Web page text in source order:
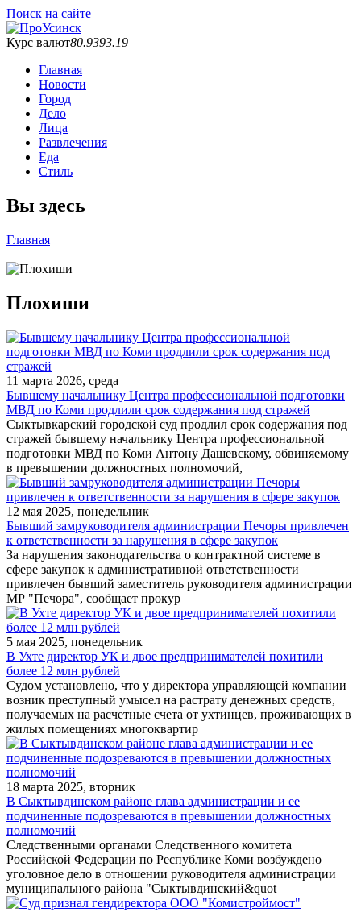
Поиск на сайте
Курс валют80.9393.19
Главная
Новости
Город
Дело
Лица
Развлечения
Еда
Стиль
Вы здесь
Главная
Плохиши
11 марта 2026, среда
Бывшему начальнику Центра профессиональной подготовки
МВД по Коми продлили срок содержания под стражей
Сыктывкарский городской суд продлил срок содержания под
стражей бывшему начальнику Центра профессиональной
подготовки МВД по Коми Антону Дашевскому, обвиняемому
в превышении должностных полномочий,
12 мая 2025, понедельник
Бывший замруководителя администрации Печоры привлечен
к ответственности за нарушения в сфере закупок
За нарушения законодательства о контрактной системе в
сфере закупок к административной ответственности
привлечен бывший заместитель руководителя администрации
МР "Печора", сообщает прокур
5 мая 2025, понедельник
В Ухте директор УК и двое предпринимателей похитили
более 12 млн рублей
Судом установлено, чтo у директора управляющей компании
возник преступный умысел на растрату денежных средств,
получаемых на расчетные счета от ухтинцев, проживающих в
жилых помещениях многоквартир
18 марта 2025, вторник
В Сыктывдинском районе глава администрации и ее
подчиненные подозреваются в превышении должностных
полномочий
Следственными органами Следственного комитета
Российской Федерации по Республике Коми возбуждено
уголовное дело в отношении руководителя администрации
муниципального района "Сыктывдинский&quot